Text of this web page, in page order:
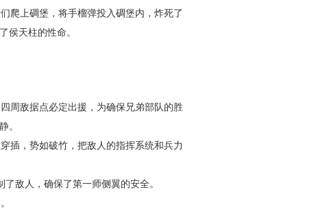
爬上碉堡，将手榴弹投入碉堡内，炸死了
侯天柱的性命。
周敌据点必定出援，为确保兄弟部队的胜
。
插，势如破竹，把敌人的指挥系统和兵力
了敌人，确保了第一师侧翼的安全。